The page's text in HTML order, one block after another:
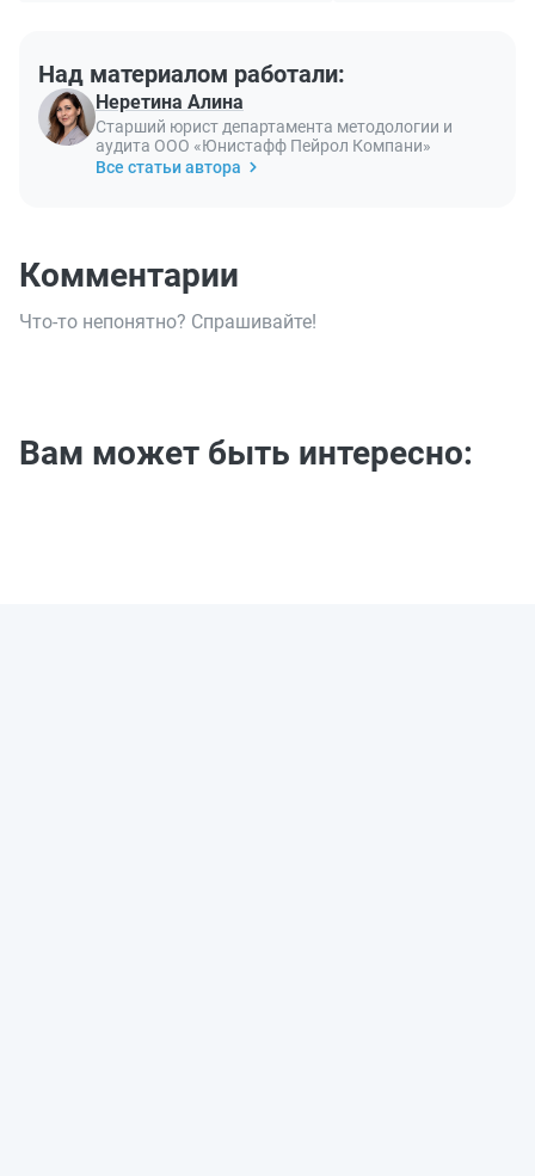
Над материалом работали:
Неретина Алина
Старший юрист департамента методологии и
аудита ООО «Юнистафф Пейрол Компани»
Все статьи автора
Комментарии
Что-то непонятно? Спрашивайте!
Вам может быть интересно: